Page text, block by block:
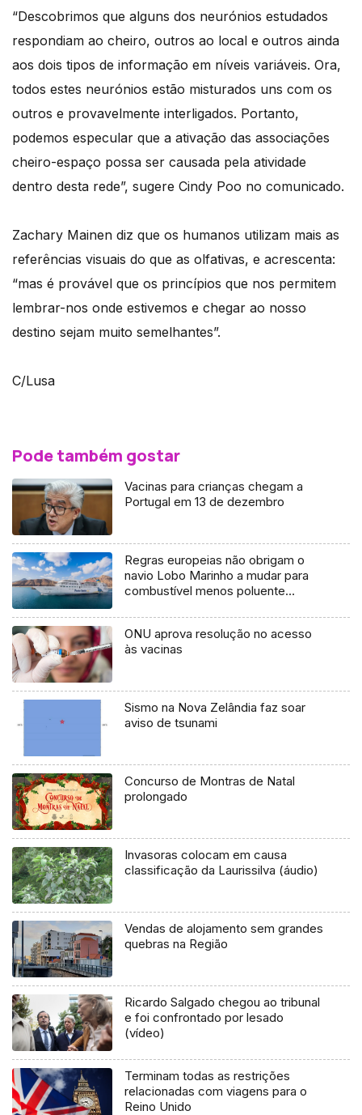
“Descobrimos que alguns dos neurónios estudados
respondiam ao cheiro, outros ao local e outros ainda
aos dois tipos de informação em níveis variáveis. Ora,
todos estes neurónios estão misturados uns com os
outros e provavelmente interligados. Portanto,
podemos especular que a ativação das associações
cheiro-espaço possa ser causada pela atividade
dentro desta rede”, sugere Cindy Poo no comunicado.
Zachary Mainen diz que os humanos utilizam mais as
referências visuais do que as olfativas, e acrescenta:
“mas é provável que os princípios que nos permitem
lembrar-nos onde estivemos e chegar ao nosso
destino sejam muito semelhantes”.
C/Lusa
Pode também gostar
Vacinas para crianças chegam a
Portugal em 13 de dezembro
Regras europeias não obrigam o
navio Lobo Marinho a mudar para
combustível menos poluente
ONU aprova resolução no acesso
às vacinas
Sismo na Nova Zelândia faz soar
aviso de tsunami
Concurso de Montras de Natal
prolongado
Invasoras colocam em causa
classificação da Laurissilva (áudio)
Vendas de alojamento sem grandes
quebras na Região
Ricardo Salgado chegou ao tribunal
e foi confrontado por lesado
(vídeo)
Terminam todas as restrições
relacionadas com viagens para o
Reino Unido